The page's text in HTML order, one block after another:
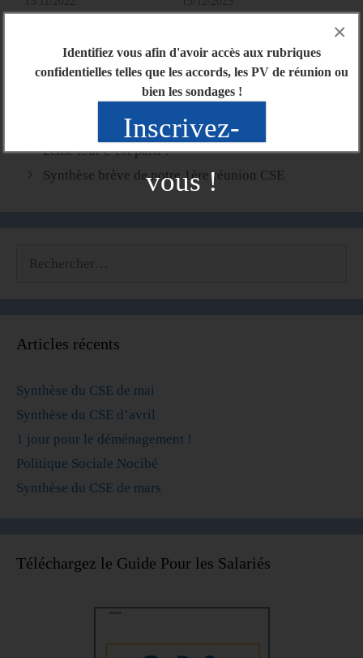
Identifiez vous afin d'avoir accès aux rubriques
confidentielles telles que les accords, les PV de réunion ou
bien les sondages !
Inscrivez-
vous !
×
Dans "Actu générale"
Dans "Actu générale"
Les oubliés de la prime!
Dans "Actu générale"
2ème tour c’est parti !
Synthèse brève de notre 1ère réunion CSE
Articles récents
Synthèse du CSE de mai
Synthèse du CSE d’avril
1 jour pour le déménagement !
Politique Sociale Nocibé
Synthèse du CSE de mars
Téléchargez le Guide Pour les Salariés